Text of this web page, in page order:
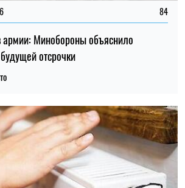
84
армии: Минобороны объяснило
отсрочки